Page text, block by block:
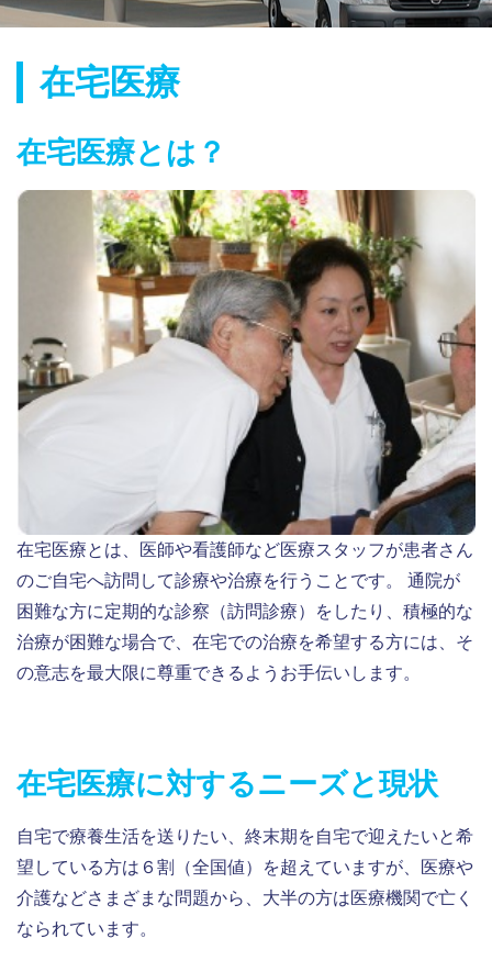
在宅医療
在宅医療とは？
在宅医療とは、医師や看護師など医療スタッフが患者さん
のご自宅へ訪問して診療や治療を行うことです。 通院が
困難な方に定期的な診察（訪問診療）をしたり、積極的な
治療が困難な場合で、在宅での治療を希望する方には、そ
の意志を最大限に尊重できるようお手伝いします。
在宅医療に対するニーズと現状
自宅で療養生活を送りたい、終末期を自宅で迎えたいと希
望している方は６割（全国値）を超えていますが、医療や
介護などさまざまな問題から、大半の方は医療機関で亡く
なられています。